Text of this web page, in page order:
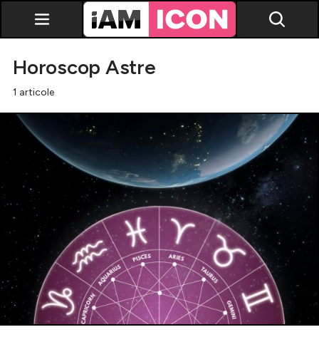
Vedete
Breaking news
Evenimente
Emisiuni TV
Horoscop
Lifestyle
Horoscop Astre
1 articole